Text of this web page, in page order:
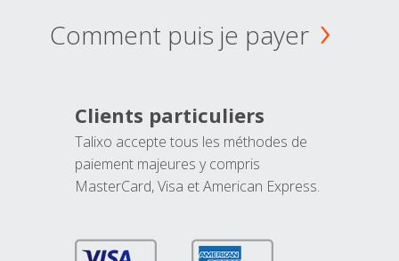
Comment puis je payer
Clients particuliers
Talixo accepte tous les méthodes de
paiement majeures y compris
MasterCard, Visa et American Express.